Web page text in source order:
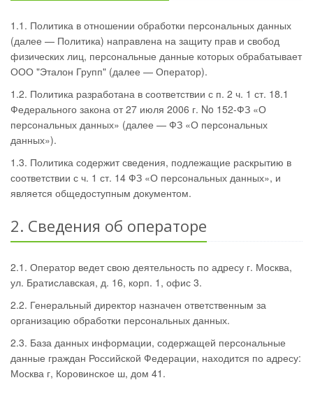
1.1. Политика в отношении обработки персональных данных
(далее — Политика) направлена на защиту прав и свобод
физических лиц, персональные данные которых обрабатывает
ООО "Эталон Групп" (далее — Оператор).
1.2. Политика разработана в соответствии с п. 2 ч. 1 ст. 18.1
Федерального закона от 27 июля 2006 г. No 152-ФЗ «О
персональных данных» (далее — ФЗ «О персональных
данных»).
1.3. Политика содержит сведения, подлежащие раскрытию в
соответствии с ч. 1 ст. 14 ФЗ «О персональных данных», и
является общедоступным документом.
2. Сведения об операторе
2.1. Оператор ведет свою деятельность по адресу г. Москва,
ул. Братиславская, д. 16, корп. 1, офис 3.
2.2. Генеральный директор назначен ответственным за
организацию обработки персональных данных.
2.3. База данных информации, содержащей персональные
данные граждан Российской Федерации, находится по адресу:
Москва г, Коровинское ш, дом 41.